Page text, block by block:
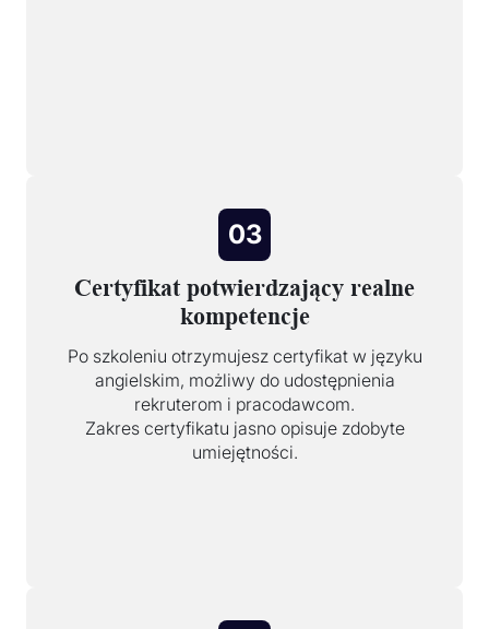
03
Certyfikat potwierdzający realne
kompetencje
Po szkoleniu otrzymujesz certyfikat w języku
angielskim, możliwy do udostępnienia
rekruterom i pracodawcom.
Zakres certyfikatu jasno opisuje zdobyte
umiejętności.